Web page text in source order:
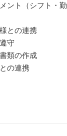
ント（シフト・
との連携
守
類の作成
の連携